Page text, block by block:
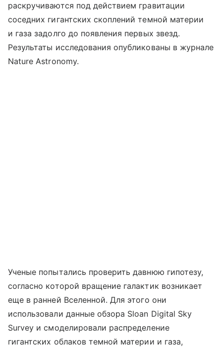
раскручиваются под действием гравитации
соседних гигантских скоплений темной материи
и газа задолго до появления первых звезд.
Результаты исследования опубликованы в журнале
Nature Astronomy.
Ученые попытались проверить давнюю гипотезу,
согласно которой вращение галактик возникает
еще в ранней Вселенной. Для этого они
использовали данные обзора Sloan Digital Sky
Survey и смоделировали распределение
гигантских облаков темной материи и газа,